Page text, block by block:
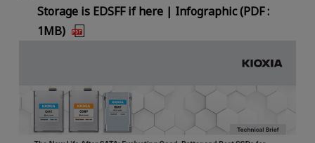
Storage is EDSFF if here | Infographic (PDF :
1MB)